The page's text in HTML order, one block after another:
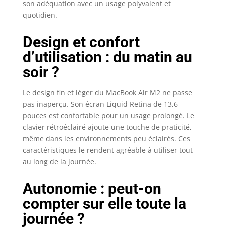
performances
énergétiques de
la puce Apple M2.
L’écran Liquid
Retina de 13,6
pouces offre plus
de 500 nits de
luminosité, une
large gamme de
couleurs pour des
images éclatantes
et un niveau de
son adéquation avec un usage polyvalent et
quotidien.
Design et confort
d’utilisation : du matin au
soir ?
Le design fin et léger du MacBook Air M2 ne passe
pas inaperçu. Son écran Liquid Retina de 13,6
pouces est confortable pour un usage prolongé. Le
clavier rétroéclairé ajoute une touche de praticité,
même dans les environnements peu éclairés. Ces
caractéristiques le rendent agréable à utiliser tout
au long de la journée.
Autonomie : peut-on
compter sur elle toute la
journée ?